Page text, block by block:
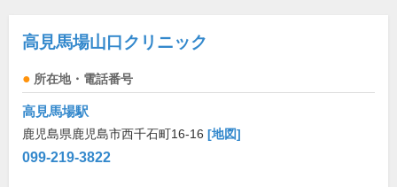
高見馬場山口クリニック
所在地・電話番号
高見馬場駅
鹿児島県鹿児島市西千石町16-16 [地図]
099-219-3822